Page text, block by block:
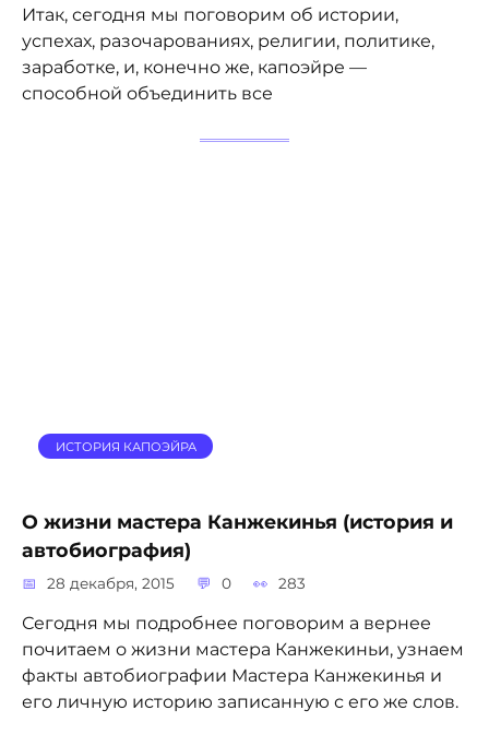
Итак, сегодня мы поговорим об истории,
успехах, разочарованиях, религии, политике,
заработке, и, конечно же, капоэйре —
способной объединить все
ИСТОРИЯ КАПОЭЙРА
О жизни мастера Канжекинья (история и
автобиография)
28 декабря, 2015 0 283
Сегодня мы подробнее поговорим а вернее
почитаем о жизни мастера Канжекиньи, узнаем
факты автобиографии Мастера Канжекинья и
его личную историю записанную с его же слов.